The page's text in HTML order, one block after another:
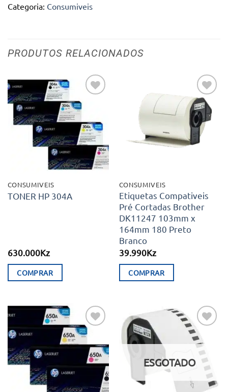
Categoria: Consumiveis
PRODUTOS RELACIONADOS
Adicionar
aos meus
desejos
CONSUMIVEIS
TONER HP 304A
630.000Kz
COMPRAR
Adicionar
aos meus
desejos
CONSUMIVEIS
Etiquetas Compativeis
Pré Cortadas Brother
DK11247 103mm x
164mm 180 Preto
Branco
39.990Kz
COMPRAR
Adicionar
aos meus
desejos
Adicionar
aos meus
desejos
ESGOTADO